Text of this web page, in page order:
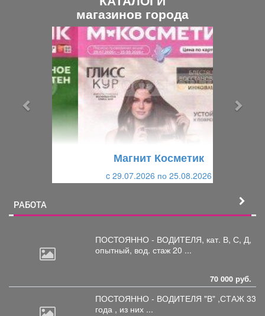
магазинов города
Магнит Косметик
c 29.07.2026 по 25.08.2026
РАБОТА
ПОСТОЯННО - ВОДИТЕЛЯ, кат. В, С, Д,
опытный, вод. стаж 20 ...
70 000 руб.
ПОСТОЯННО - ВОДИТЕЛЯ "В" ,СТАЖ 33
года , из них ...